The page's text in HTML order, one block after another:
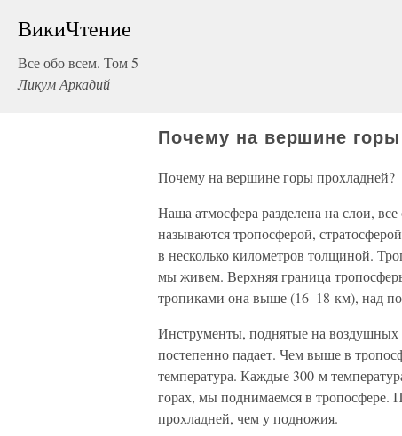
ВикиЧтение
Все обо всем. Том 5
Ликум Аркадий
Почему на вершине
Почему на вершине горы прохладней?
Наша атмосфера разделена на слои,
называются тропосферой,
в несколько километров толщиной.
мы живем. Верхняя граница
тропиками она выше (16–18 км), над
Инструменты, поднятые на воздушных
постепенно падает. Чем выше в
температура. Каждые 300 м
горах, мы поднимаемся в тропосфере.
прохладней, чем у подножия.